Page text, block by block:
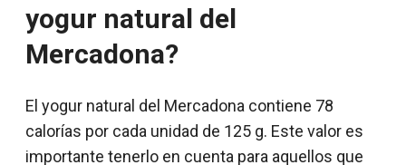
yogur natural del
Mercadona?
El yogur natural del Mercadona contiene 78
calorías por cada unidad de 125 g. Este valor es
importante tenerlo en cuenta para aquellos que